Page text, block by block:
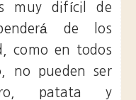
muy difícil de
de los
como en todos
no pueden ser
patata y